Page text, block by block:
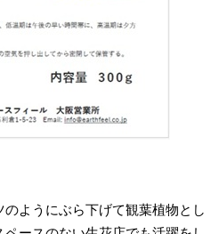
ようにぶら下げて観葉植物とし